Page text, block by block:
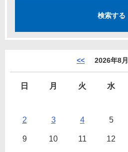
<< 2026年8月
日 月 火 水
2 3 4 5
9 10 11 12